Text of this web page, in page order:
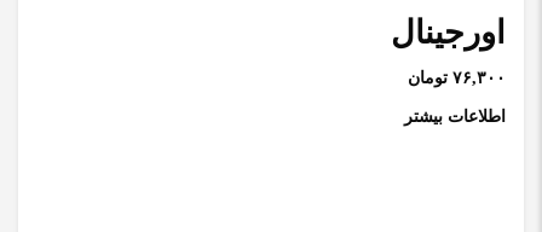
اورجینال
۷۶,۳۰۰ تومان
اطلاعات بیشتر